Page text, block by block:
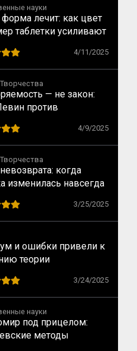
науки
лечит: как цвет
таблетки усиливают
4/11/2025
— не закон:
против
4/9/2025
когда
изменилась навсегда
3/25/2025
и ошибки привели к
теории
3/24/2025
науки
под прицелом:
методы